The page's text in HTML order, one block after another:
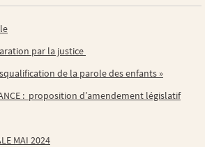
par la justice
de la parole des enfants »
: proposition d’amendement législatif
MAI 2024